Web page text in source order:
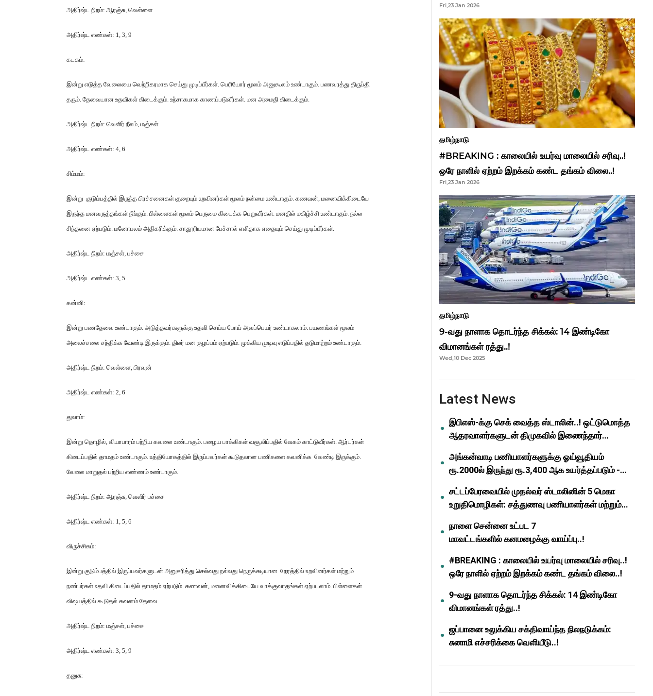
அதிர்ஷ்ட நிறம்: ஆரஞ்சு, வெள்ளை
அதிர்ஷ்ட எண்கள்: 1, 3, 9
கடகம்:
இன்று எடுத்த வேலையை வெற்றிகரமாக செய்து முடிப்பீர்கள். பெரியோர் மூலம் அனுகூலம் உண்டாகும். பணவரத்து திருப்தி
தரும். தேவையான உதவிகள் கிடைக்கும். உற்சாகமாக காணப்படுவீர்கள். மன அமைதி கிடைக்கும்.
அதிர்ஷ்ட நிறம்: வெளிர் நீலம், மஞ்சள்
அதிர்ஷ்ட எண்கள்: 4, 6
சிம்மம்:
இன்று குடும்பத்தில் இருந்த பிரச்சனைகள் குறையும் உறவினர்கள் மூலம் நன்மை உண்டாகும். கணவன், மனைவிக்கிடையே
இருந்த மனவருத்தங்கள் நீங்கும். பிள்ளைகள் மூலம் பெருமை கிடைக்க பெறுவீர்கள். மனதில் மகிழ்ச்சி உண்டாகும். நல்ல
சிந்தனை ஏற்படும். மனோபலம் அதிகரிக்கும். சாதூரியமான பேச்சால் எளிதாக எதையும் செய்து முடிப்பீர்கள்.
அதிர்ஷ்ட நிறம்: மஞ்சள், பச்சை
அதிர்ஷ்ட எண்கள்: 3, 5
கன்னி:
இன்று பணதேவை உண்டாகும். அடுத்தவர்களுக்கு உதவி செய்ய போய் அவப்பெயர் உண்டாகலாம். பயணங்கள் மூலம்
அலைச்சலை சந்திக்க வேண்டி இருக்கும். திடீர் மன குழப்பம் ஏற்படும். முக்கிய முடிவு எடுப்பதில் தடுமாற்றம் உண்டாகும்.
அதிர்ஷ்ட நிறம்: வெள்ளை, பிரவுன்
அதிர்ஷ்ட எண்கள்: 2, 6
துலாம்:
இன்று தொழில், வியாபாரம் பற்றிய கவலை உண்டாகும். பழைய பாக்கிகள் வசூலிப்பதில் வேகம் காட்டுவீர்கள். ஆர்டர்கள்
கிடைப்பதில் தாமதம் உண்டாகும். உத்தியோகத்தில் இருப்பவர்கள் கூடுதலான பணிகளை கவனிக்க வேண்டி இருக்கும்.
வேலை மாறுதல் பற்றிய எண்ணம் உண்டாகும்.
அதிர்ஷ்ட நிறம்: ஆரஞ்சு, வெளிர் பச்சை
அதிர்ஷ்ட எண்கள்: 1, 5, 6
விருச்சிகம்:
இன்று குடும்பத்தில் இருப்பவர்களுடன் அனுசரித்து செல்வது நல்லது நெருக்கடியான நேரத்தில் உறவினர்கள் மற்றும்
நண்பர்கள் உதவி கிடைப்பதில் தாமதம் ஏற்படும். கணவன், மனைவிக்கிடையே வாக்குவாதங்கள் ஏற்படலாம். பிள்ளைகள்
விஷயத்தில் கூடுதல் கவனம் தேவை.
அதிர்ஷ்ட நிறம்: மஞ்சள், பச்சை
அதிர்ஷ்ட எண்கள்: 3, 5, 9
தனுசு:
Fri,23 Jan 2026
தமிழ்நாடு
#BREAKING : காலையில் உயர்வு மாலையில் சரிவு..!
ஒரே நாளில் ஏற்றம் இறக்கம் கண்ட தங்கம் விலை..!
Fri,23 Jan 2026
தமிழ்நாடு
9-வது நாளாக தொடர்ந்த சிக்கல்: 14 இண்டிகோ
விமானங்கள் ரத்து..!
Wed,10 Dec 2025
Latest News
இபிஎஸ்-க்கு செக் வைத்த ஸ்டாலின்..! ஒட்டுமொத்த
ஆதரவாளர்களுடன் திமுகவில் இணைந்தார்
அங்கன்வாடி பணியாளர்களுக்கு ஓய்வூதியம்
ரூ.2000ல் இருந்து ரூ.3,400 ஆக உயர்த்தப்படும் -
சட்டப்பேரவையில் முதல்வர் ஸ்டாலினின் 5 மெகா
உறுதிமொழிகள்: சத்துணவு பணியாளர்கள் மற்றும்
நாளை சென்னை உட்பட 7
மாவட்டங்களில் கனமழைக்கு வாய்ப்பு..!
#BREAKING : காலையில் உயர்வு மாலையில் சரிவு..!
ஒரே நாளில் ஏற்றம் இறக்கம் கண்ட தங்கம் விலை..!
9-வது நாளாக தொடர்ந்த சிக்கல்: 14 இண்டிகோ
விமானங்கள் ரத்து..!
ஜப்பானை உலுக்கிய சக்திவாய்ந்த நிலநடுக்கம்:
சுனாமி எச்சரிக்கை வெளியீடு..!